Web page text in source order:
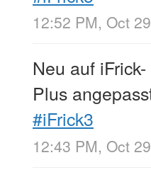
12:52 PM, Oct
Neu auf
Plus
#iFrick3
12:43 PM, Oct